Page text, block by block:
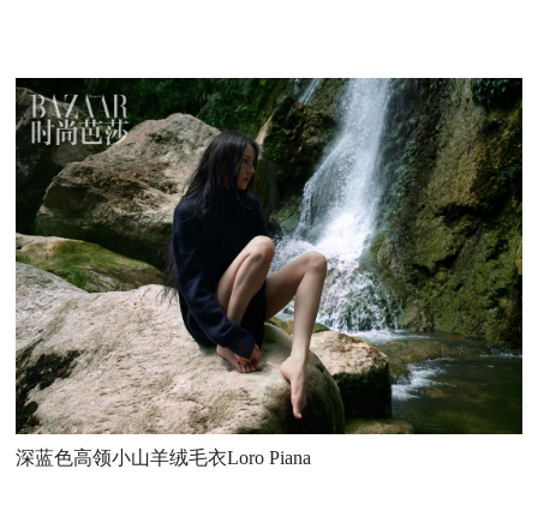
深蓝色高领小山羊绒毛衣Loro Piana